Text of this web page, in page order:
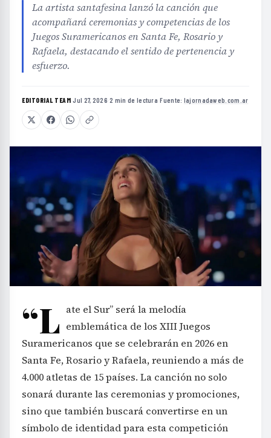
La artista santafesina lanzó la canción que
acompañará ceremonias y competencias de los
Juegos Suramericanos en Santa Fe, Rosario y
Rafaela, destacando el sentido de pertenencia y
esfuerzo.
EDITORIAL TEAM·Jul 27, 2026·2 min de lectura·Fuente: lajornadaweb.com.ar
“L ate el Sur” será la melodía
emblemática de los XIII Juegos
Suramericanos que se celebrarán en 2026 en
Santa Fe, Rosario y Rafaela, reuniendo a más de
4.000 atletas de 15 países. La canción no solo
sonará durante las ceremonias y promociones,
sino que también buscará convertirse en un
símbolo de identidad para esta competición